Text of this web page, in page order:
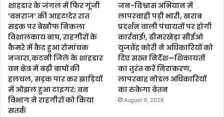
शाहडार के जंगल में फिर गूंजी
‘वनराज’ की आहट!देर रात
सड़क पर बेखौफ निकला
विशालकाय बाघ, राहगीरों के
कैमरे में कैद हुआ रोमांचक
नजारा,कटनी जिले के शाहडार
वन क्षेत्र में बढ़ी बाघों की
हलचल, सड़क पार कर झाड़ियों
में ओझल हुआ टाइगर; वन
विभाग ने राहगीरों को किया
सतर्क
जन-विश्वास अभियान में
लापरवाही पड़ी भारी, खराब
प्रदर्शन वाली पंचायतों पर होगी
कार्रवाई!, ढीमरखेड़ा सीईओ
युजवेंद्र कोरी ने अधिकारियों को
दिए सख्त निर्देश—शिकायतों
का तुरंत करें निराकरण,
लापरवाह नोडल अधिकारियों
का रुकेगा वेतन
August 9, 2026